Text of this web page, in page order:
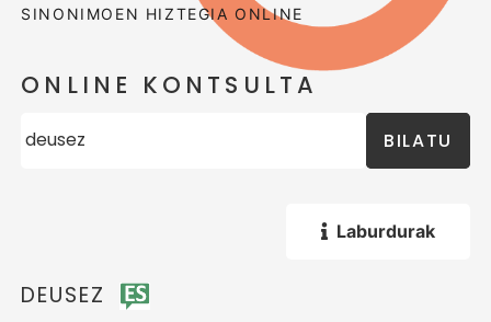
SINONIMOEN HIZTEGIA ONLINE
ONLINE KONTSULTA
BILATU
Laburdurak
DEUSEZ